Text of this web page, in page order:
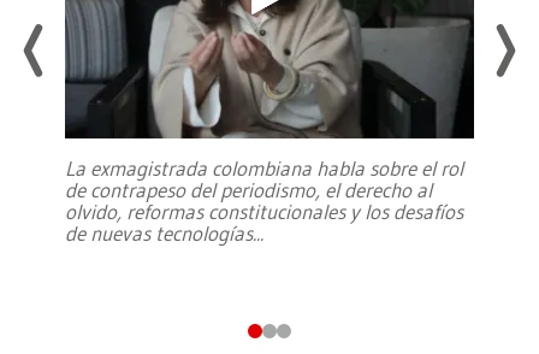
La exmagistrada colombiana habla sobre el rol
de contrapeso del periodismo, el derecho al
olvido, reformas constitucionales y los desafíos
de nuevas tecnologías...